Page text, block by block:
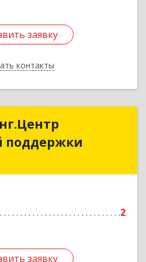
заявку
контакты
заявку
Назад
поддержки
2
заявку
поддержки
Подробнее
заявку